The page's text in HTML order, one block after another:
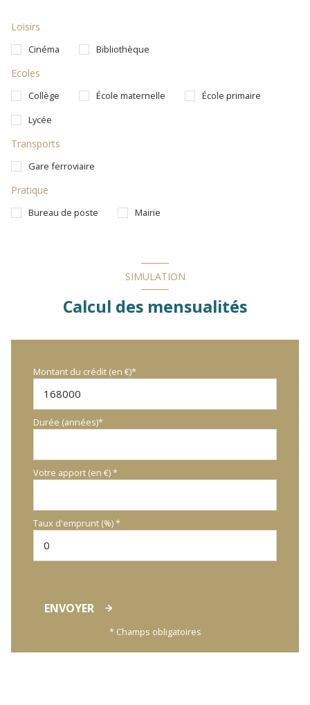
Loisirs
Cinéma Bibliothèque
Ecoles
Collège École maternelle
École primaire
Lycée
Transports
Gare ferroviaire
Pratique
Bureau de poste Mairie
SIMULATION
Calcul des mensualités
Montant du crédit (en €)*
Durée (années)*
Votre apport (en €) *
Taux d'emprunt (%) *
ENVOYER
* Champs obligatoires